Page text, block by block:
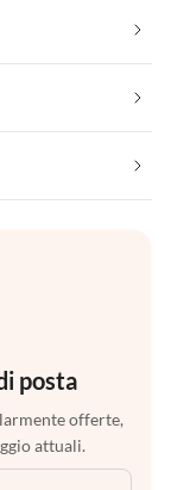
posta
offerte,
attuali.